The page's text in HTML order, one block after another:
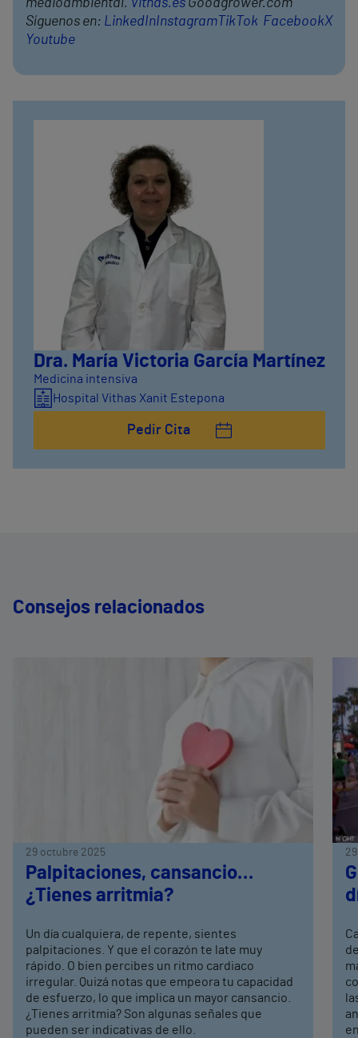
medioambiental. Vithas.es Goodgrower.com
Síguenos en: LinkedInInstagram TikTok FacebookX
Youtube
Dra. María Victoria García Martínez
Medicina intensiva
Hospital Vithas Xanit Estepona
Pedir Cita
Consejos relacionados
29 octubre 2025
Palpitaciones, cansancio…
¿Tienes arritmia?
Un día cualquiera, de repente, sientes
palpitaciones. Y que el corazón te late muy
rápido. O bien percibes un ritmo cardiaco
irregular. Quizá notas que empeora tu capacidad
de esfuerzo, lo que implica un mayor cansancio.
¿Tienes arritmia? Son algunas señales que
pueden ser indicativas de ello.